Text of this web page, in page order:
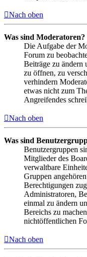
Nach oben
Was sind Moderatoren?
Die Aufgabe der
Forum zu
Beiträge zu ändern
zu öffnen, zu
verhindern
etwas nicht zum
Angreifendes
Nach oben
Was sind
Benutzergruppen
Mitglieder des
verwaltbare
Gruppen
Berechtigungen
Administratoren,
einmal zu ändern
Bereichs zu
nichtöffentlichen
Nach oben